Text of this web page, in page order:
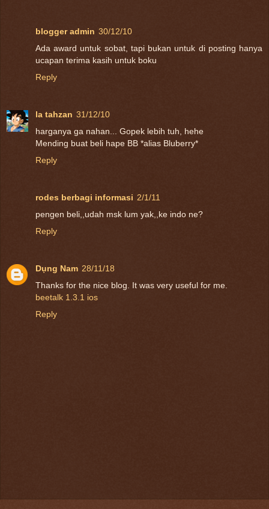
blogger admin 30/12/10
Ada award untuk sobat, tapi bukan untuk di posting hanya
ucapan terima kasih untuk boku
Reply
la tahzan 31/12/10
harganya ga nahan... Gopek lebih tuh, hehe
Mending buat beli hape BB *alias Bluberry*
Reply
rodes berbagi informasi 2/1/11
pengen beli,,udah msk lum yak,,ke indo ne?
Reply
Dụng Nam 28/11/18
Thanks for the nice blog. It was very useful for me.
beetalk 1.3.1 ios
Reply